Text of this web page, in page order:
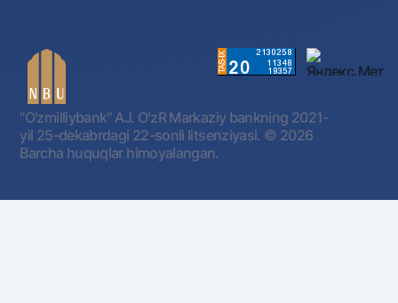
"O'zmilliybank" AJ. OʻzR Markaziy bankning 2021-
yil 25-dekabrdagi 22-sonli litsenziyasi. © 2026
Barcha huquqlar himoyalangan.